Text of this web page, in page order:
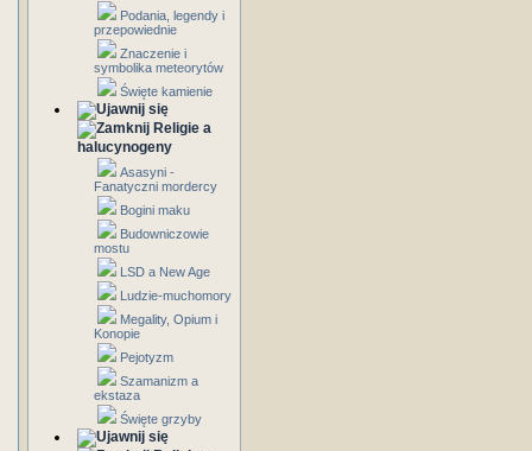
Podania, legendy i
przepowiednie
Znaczenie i
symbolika meteorytów
Święte kamienie
Religie a
halucynogeny
Asasyni -
Fanatyczni mordercy
Bogini maku
Budowniczowie
mostu
LSD a New Age
Ludzie-muchomory
Megality, Opium i
Konopie
Pejotyzm
Szamanizm a
ekstaza
Święte grzyby